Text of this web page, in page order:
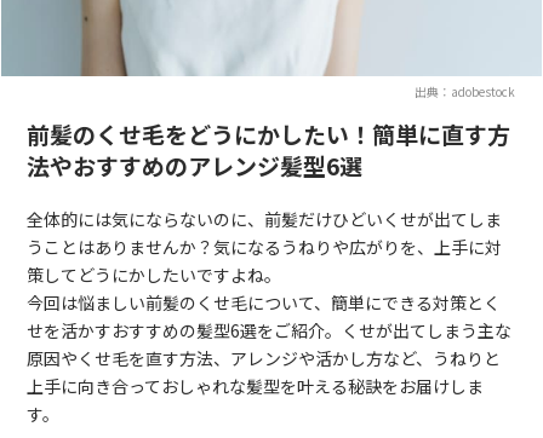
出典：adobestock
前髪のくせ毛をどうにかしたい！簡単に直す方
法やおすすめのアレンジ髪型6選
全体的には気にならないのに、前髪だけひどいくせが出てしま
うことはありませんか？気になるうねりや広がりを、上手に対
策してどうにかしたいですよね。
今回は悩ましい前髪のくせ毛について、簡単にできる対策とく
せを活かすおすすめの髪型6選をご紹介。くせが出てしまう主な
原因やくせ毛を直す方法、アレンジや活かし方など、うねりと
上手に向き合っておしゃれな髪型を叶える秘訣をお届けしま
す。